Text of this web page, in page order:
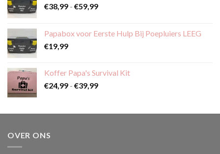
€38,99 - €59,99Prijsklasse:
€59,99
Papabox voor Eerste Hulp Bij Poepluiers LEEG
€19,99
Koffer Papa's Survival Kit
€24,99 - €39,99Prijsklasse:
€39,99
OVER ONS